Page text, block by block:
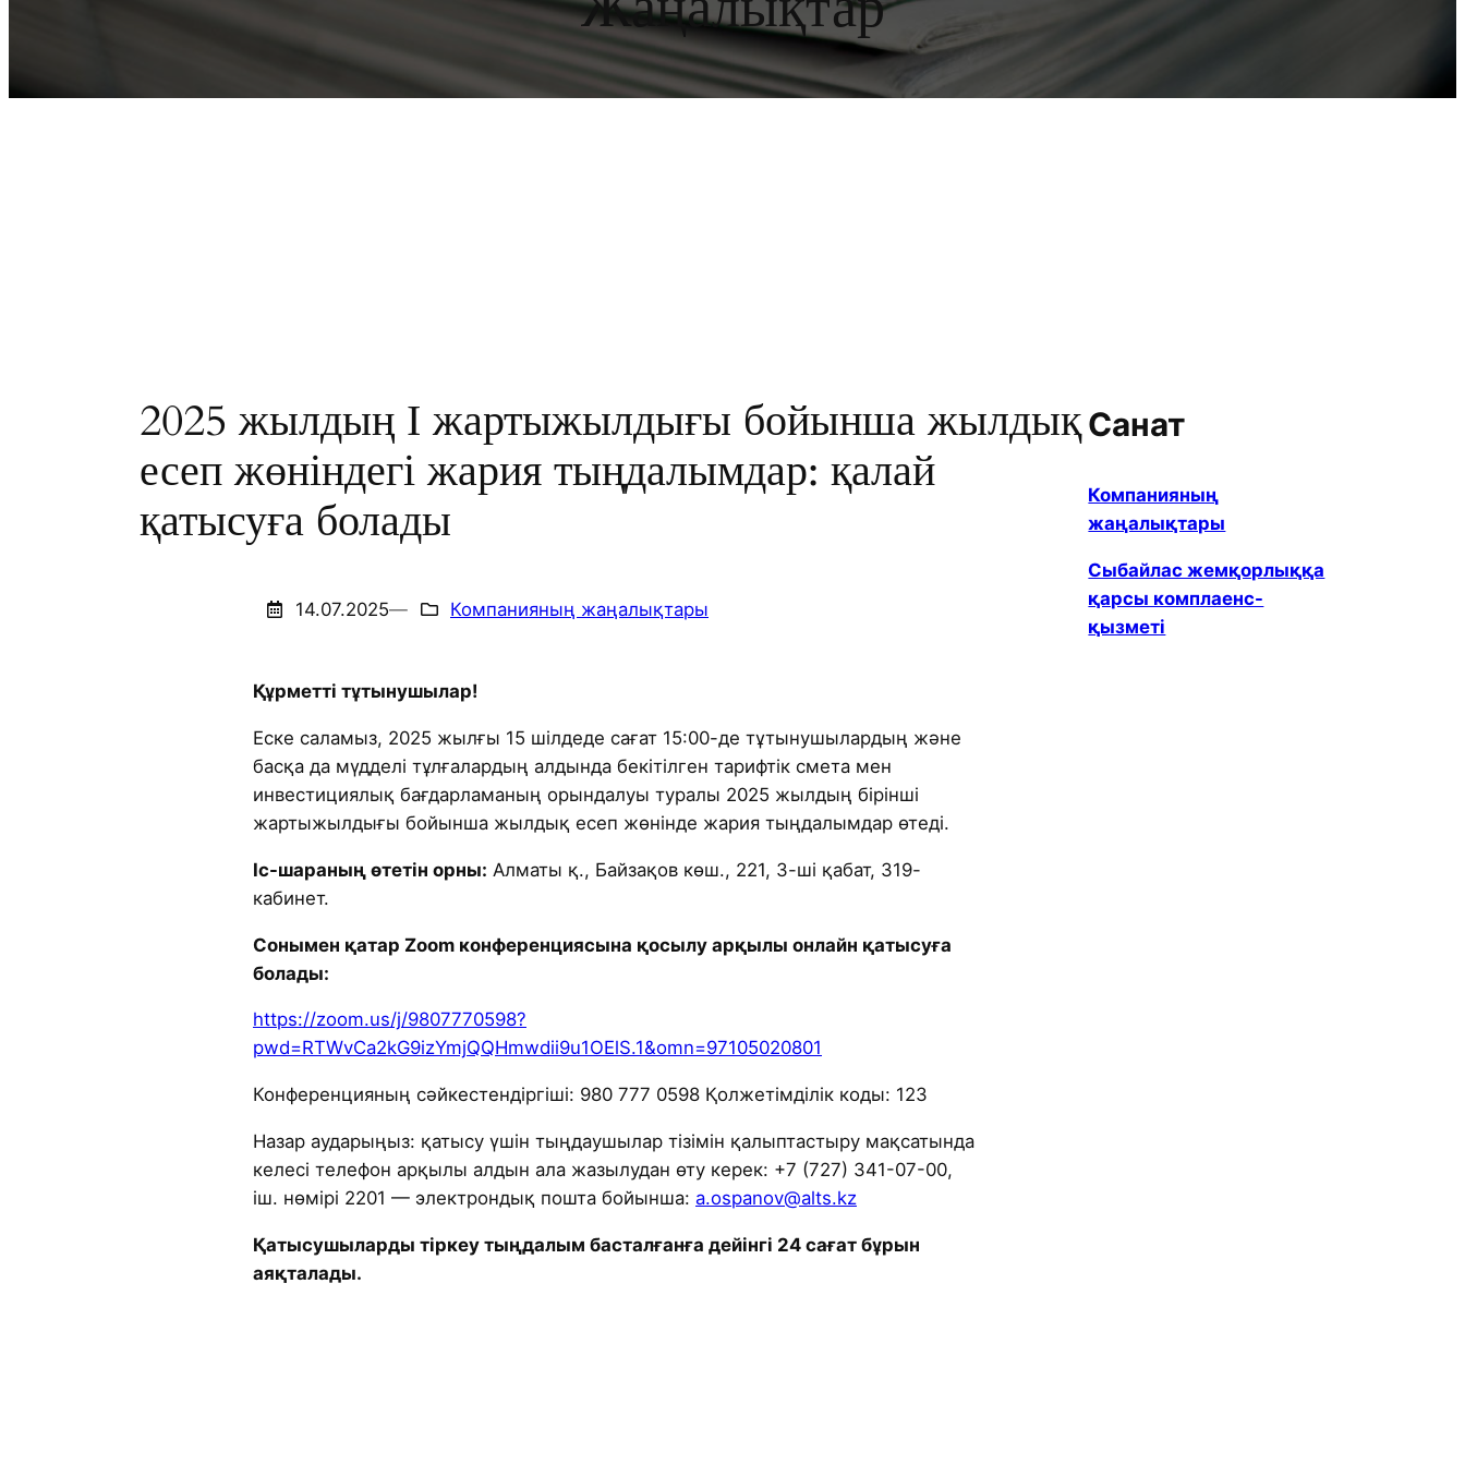
2025 жылдың І жартыжылдығы бойынша жылдық
есеп жөніндегі жария тыңдалымдар: қалай
қатысуға болады
14.07.2025— Компанияның жаңалықтары
Құрметті тұтынушылар!
Еске саламыз, 2025 жылғы 15 шілдеде сағат 15:00-де тұтынушылардың және
басқа да мүдделі тұлғалардың алдында бекітілген тарифтік смета мен
инвестициялық бағдарламаның орындалуы туралы 2025 жылдың бірінші
жартыжылдығы бойынша жылдық есеп жөнінде жария тыңдалымдар өтеді.
Іс-шараның өтетін орны: Алматы қ., Байзақов көш., 221, 3-ші қабат, 319-
кабинет.
Сонымен қатар Zoom конференциясына қосылу арқылы онлайн қатысуға
болады:
https://zoom.us/j/9807770598?
pwd=RTWvCa2kG9izYmjQQHmwdii9u1OElS.1&omn=97105020801
Конференцияның сәйкестендіргіші: 980 777 0598 Қолжетімділік коды: 123
Назар аударыңыз: қатысу үшін тыңдаушылар тізімін қалыптастыру мақсатында
келесі телефон арқылы алдын ала жазылудан өту керек: +7 (727) 341-07-00,
іш. нөмірі 2201 — электрондық пошта бойынша: a.ospanov@alts.kz
Қатысушыларды тіркеу тыңдалым басталғанға дейінгі 24 сағат бұрын
аяқталады.
Санат
Компанияның
жаңалықтары
Сыбайлас жемқорлыққа
қарсы комплаенс-
қызметі